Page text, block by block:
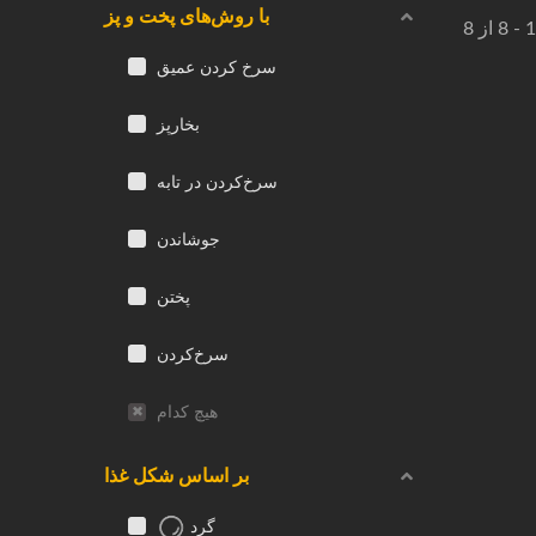
با روش‌های پخت و پز
سرخ کردن عمیق
بخارپز
سرخ‌کردن در تابه
جوشاندن
پختن
سرخ‌کردن
هیچ کدام
بر اساس شکل غذا
گرد